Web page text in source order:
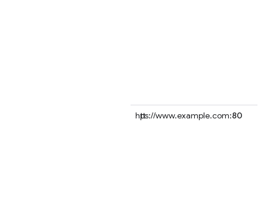
https://www.example.com:80